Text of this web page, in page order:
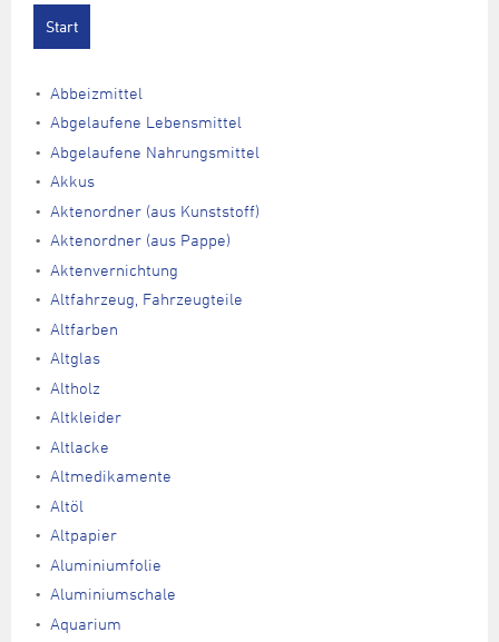
Abbeizmittel
Abgelaufene Lebensmittel
Abgelaufene Nahrungsmittel
Akkus
Aktenordner (aus Kunststoff)
Aktenordner (aus Pappe)
Aktenvernichtung
Altfahrzeug, Fahrzeugteile
Altfarben
Altglas
Altholz
Altkleider
Altlacke
Altmedikamente
Altöl
Altpapier
Aluminiumfolie
Aluminiumschale
Aquarium